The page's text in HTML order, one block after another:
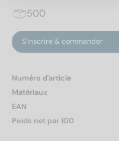
500
S'inscrire & commander
Numéro d'article
Matériaux
EAN
Poids net par 100